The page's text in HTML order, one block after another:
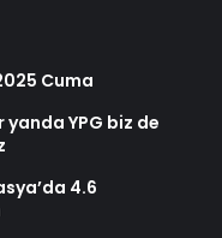
Cuma
yanda YPG biz de
4.6